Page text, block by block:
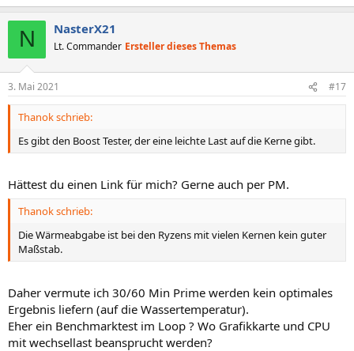
N NasterX21
Lt. Commander Ersteller dieses Themas
3. Mai 2021 #17
Thanok schrieb:
Es gibt den Boost Tester, der eine leichte Last auf die Kerne gibt.
Hättest du einen Link für mich? Gerne auch per PM.
Thanok schrieb:
Die Wärmeabgabe ist bei den Ryzens mit vielen Kernen kein guter
Maßstab.
Daher vermute ich 30/60 Min Prime werden kein optimales
Ergebnis liefern (auf die Wassertemperatur).
Eher ein Benchmarktest im Loop ? Wo Grafikkarte und CPU
mit wechsellast beansprucht werden?